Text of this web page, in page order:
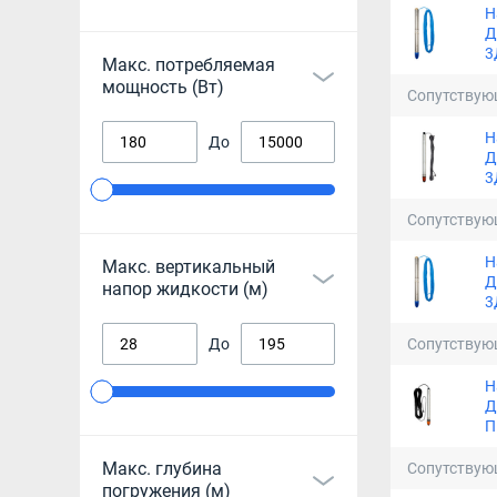
Макс. потребляемая
мощность (Вт)
До
Макс. вертикальный
напор жидкости (м)
До
Макс. глубина
погружения (м)